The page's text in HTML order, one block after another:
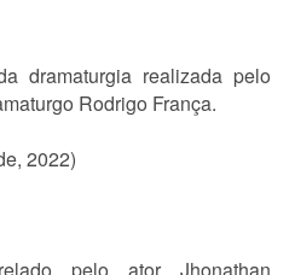
dramaturgia realizada pelo
Rodrigo França.
2022)